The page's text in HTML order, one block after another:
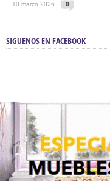
10 marzo 2026 0
SÍGUENOS EN FACEBOOK